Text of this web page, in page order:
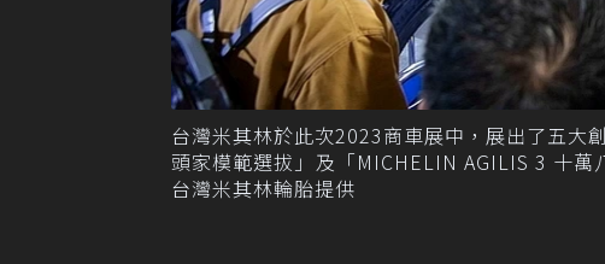
台灣米其林於此次2023商車展中，展出了五大
頭家模範選拔」及「MICHELIN AGILIS 3 十
台灣米其林輪胎提供